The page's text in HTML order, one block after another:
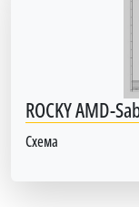
ROCKY AMD-
Схема